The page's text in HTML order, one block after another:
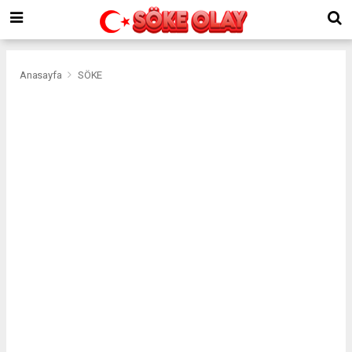
Anasayfa SÖKE